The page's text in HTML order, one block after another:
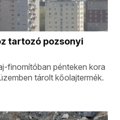
tartozó pozsonyi
finomítóban pénteken kora
tárolt kőolajtermék.